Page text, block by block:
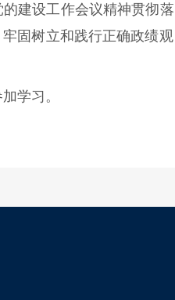
建设工作会议精神贯彻
固树立和践行正确政绩
学习。